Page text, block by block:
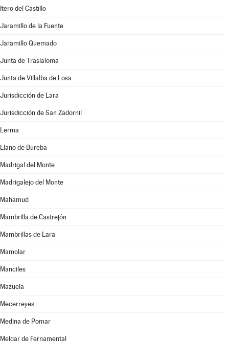
Itero del Castillo
Jaramillo de la Fuente
Jaramillo Quemado
Junta de Traslaloma
Junta de Villalba de Losa
Jurisdicción de Lara
Jurisdicción de San Zadornil
Lerma
Llano de Bureba
Madrigal del Monte
Madrigalejo del Monte
Mahamud
Mambrilla de Castrejón
Mambrillas de Lara
Mamolar
Manciles
Mazuela
Mecerreyes
Medina de Pomar
Melgar de Fernamental